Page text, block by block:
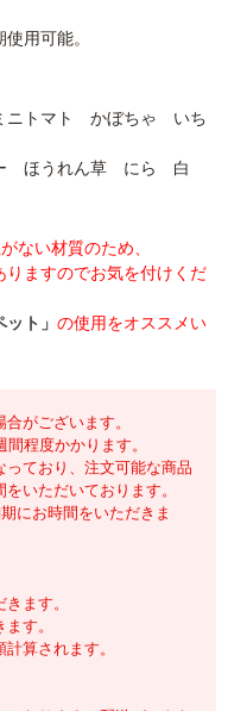
用可能。
トマト かぼちゃ いち
ほうれん草 にら 白
ない材質のため、
ますのでお気を付けくだ
ット」 の使用をオススメい
がございます。
程度かかります。
ており、注文可能な商品
いただいております。
にお時間をいただきま
ます。
す。
算されます。